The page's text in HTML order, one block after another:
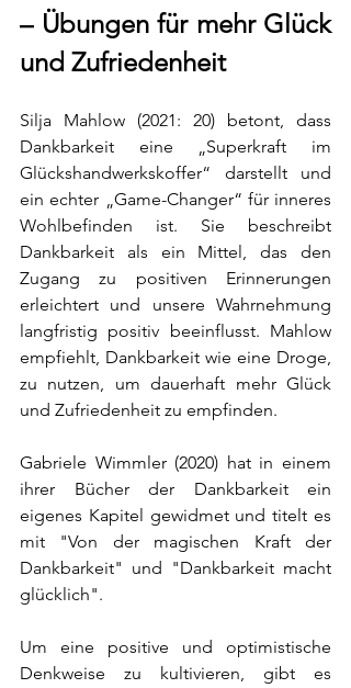
– Übungen für mehr Glück
und Zufriedenheit
Silja Mahlow (2021: 20) betont, dass
Dankbarkeit eine „Superkraft im
Glückshandwerkskoffer“ darstellt und
ein echter „Game-Changer“ für inneres
Wohlbefinden ist. Sie beschreibt
Dankbarkeit als ein Mittel, das den
Zugang zu positiven Erinnerungen
erleichtert und unsere Wahrnehmung
langfristig positiv beeinflusst. Mahlow
empfiehlt, Dankbarkeit wie eine Droge,
zu nutzen, um dauerhaft mehr Glück
und Zufriedenheit zu empfinden.
Gabriele Wimmler (2020) hat in einem
ihrer Bücher der Dankbarkeit ein
eigenes Kapitel gewidmet und titelt es
mit "Von der magischen Kraft der
Dankbarkeit" und "Dankbarkeit macht
glücklich".
Um eine positive und optimistische
Denkweise zu kultivieren, gibt es